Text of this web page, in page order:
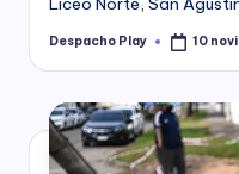
Posted
Despacho Play 10